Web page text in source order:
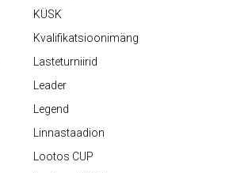
KÜSK
Kvalifikatsioonimäng
Lasteturniirid
Leader
Legend
Linnastaadion
Lootos CUP